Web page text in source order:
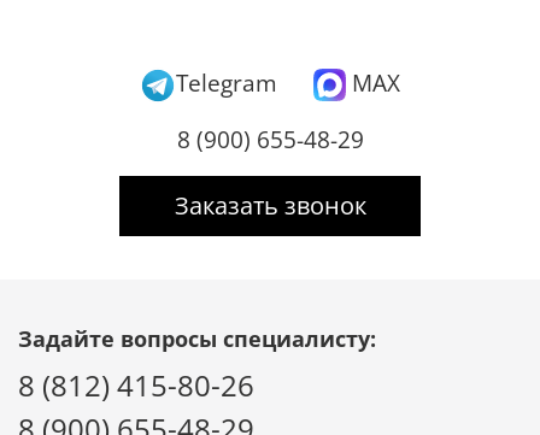
Telegram
MAX
8 (900) 655-48-29
Заказать звонок
Задайте вопросы специалисту:
8 (812) 415-80-26